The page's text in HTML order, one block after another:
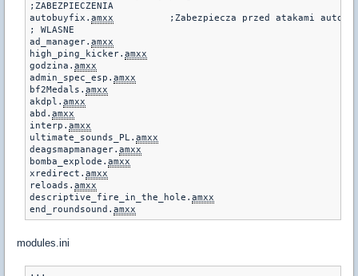
;ZABEZPIECZENIA
autobuyfix. amxx
; WLASNE
ad_manager. amxx
high_ping_kicker. amxx
godzina. amxx
admin_spec_esp. amxx
bf2Medals. amxx
akdpl. amxx
abd. amxx
interp. amxx
ultimate_sounds_PL. amxx
deagsmapmanager. amxx
bomba_explode. amxx
xredirect. amxx
reloads. amxx
descriptive_fire_in_the_hole. amxx
end_roundsound. amxx
modules.ini